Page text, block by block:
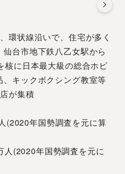
環状線沿いで、住宅が多く
台市地下鉄八乙女駅から
核に日本最大級の総合ホビ
キックボクシング教室等
が集積
(2020年国勢調査を元に算
人(2020年国勢調査を元に